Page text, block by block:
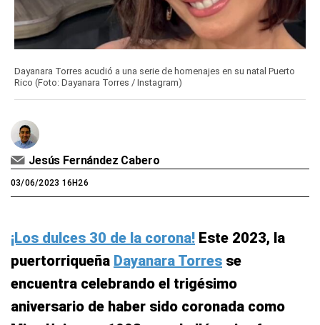
Dayanara Torres acudió a una serie de homenajes en su natal Puerto
Rico (Foto: Dayanara Torres / Instagram)
Jesús Fernández Cabero
03/06/2023 16H26
¡Los dulces 30 de la corona! Este 2023, la
puertorriqueña Dayanara Torres se
encuentra celebrando el trigésimo
aniversario de haber sido coronada como